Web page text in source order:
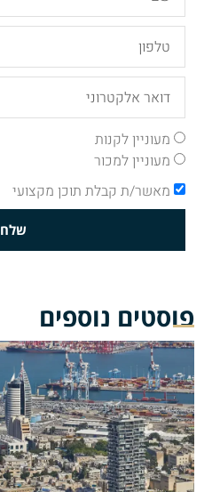
מעוניין לקנות
מעוניין למכור
מאשר/ת קבלת תוכן מקצועי
שלח
פוסטים נוספים